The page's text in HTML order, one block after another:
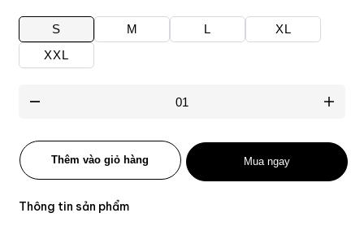
S M L
XL
XXL
Thêm vào giỏ hàng Mua ngay
Thông tin sản phẩm